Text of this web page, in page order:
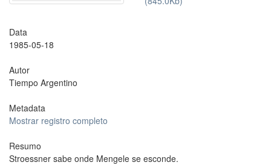
Data
1985-05-18
Autor
Tiempo Argentino
Metadata
Mostrar registro completo
Resumo
Stroessner sabe onde Mengele se esconde.